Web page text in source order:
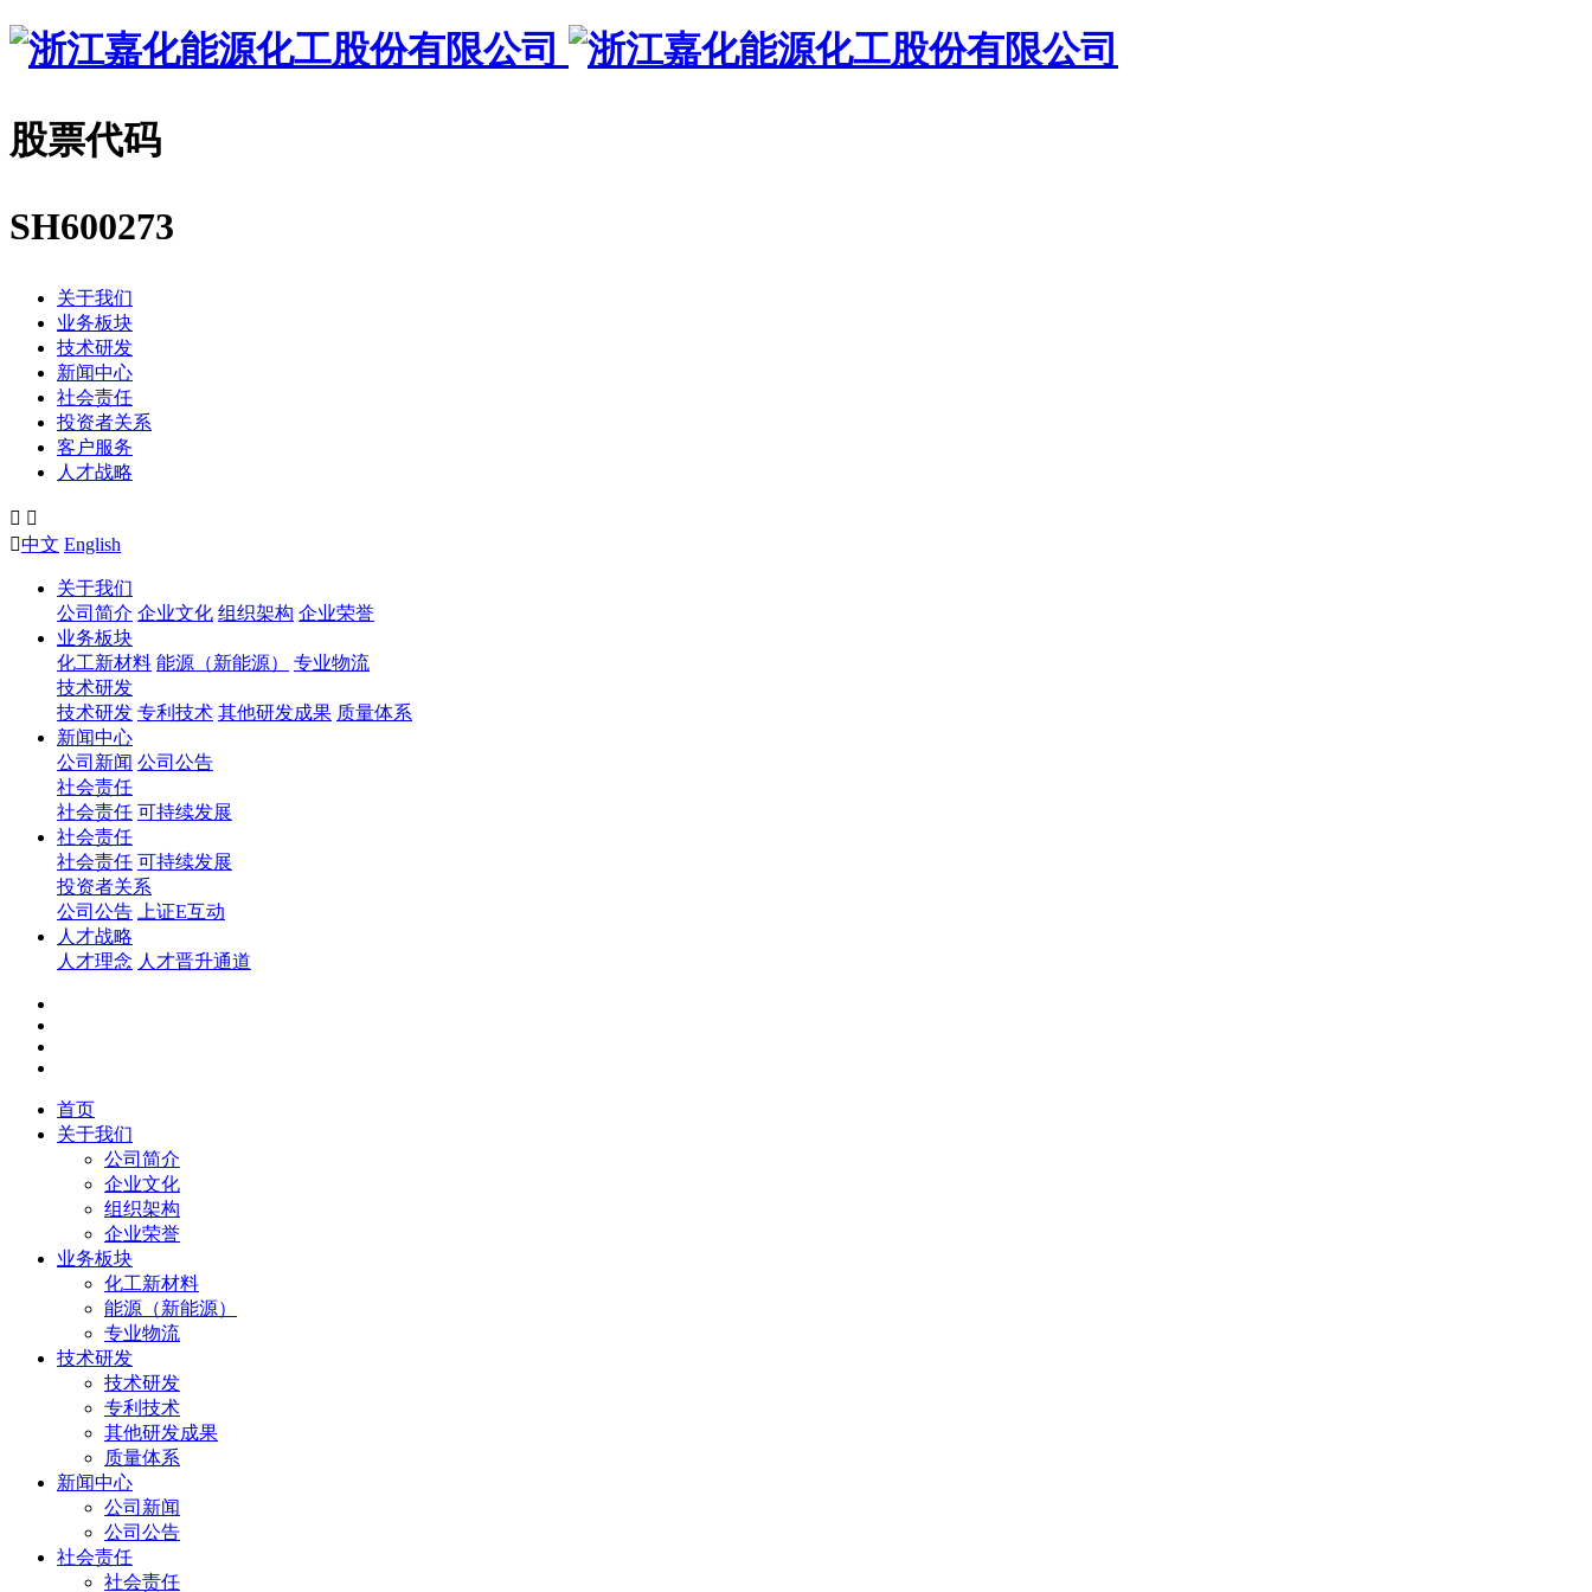
股票代码
SH600273
关于我们
业务板块
技术研发
新闻中心
社会责任
投资者关系
客户服务
人才战略
 
中文 English
关于我们
公司简介 企业文化 组织架构 企业荣誉
业务板块
化工新材料 能源（新能源）
专业物流
技术研发
技术研发 专利技术 其他研发成果 质量体系
新闻中心
公司新闻 公司公告
社会责任
社会责任 可持续发展
社会责任
社会责任 可持续发展
投资者关系
公司公告 上证E互动
人才战略
人才理念 人才晋升通道
首页
关于我们
公司简介
企业文化
组织架构
企业荣誉
业务板块
化工新材料
能源（新能源）
专业物流
技术研发
技术研发
专利技术
其他研发成果
质量体系
新闻中心
公司新闻
公司公告
社会责任
社会责任